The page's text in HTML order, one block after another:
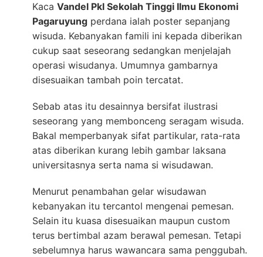
Kaca Vandel Pkl Sekolah Tinggi Ilmu Ekonomi
Pagaruyung perdana ialah poster sepanjang
wisuda. Kebanyakan famili ini kepada diberikan
cukup saat seseorang sedangkan menjelajah
operasi wisudanya. Umumnya gambarnya
disesuaikan tambah poin tercatat.
Sebab atas itu desainnya bersifat ilustrasi
seseorang yang membonceng seragam wisuda.
Bakal memperbanyak sifat partikular, rata-rata
atas diberikan kurang lebih gambar laksana
universitasnya serta nama si wisudawan.
Menurut penambahan gelar wisudawan
kebanyakan itu tercantol mengenai pemesan.
Selain itu kuasa disesuaikan maupun custom
terus bertimbal azam berawal pemesan. Tetapi
sebelumnya harus wawancara sama penggubah.